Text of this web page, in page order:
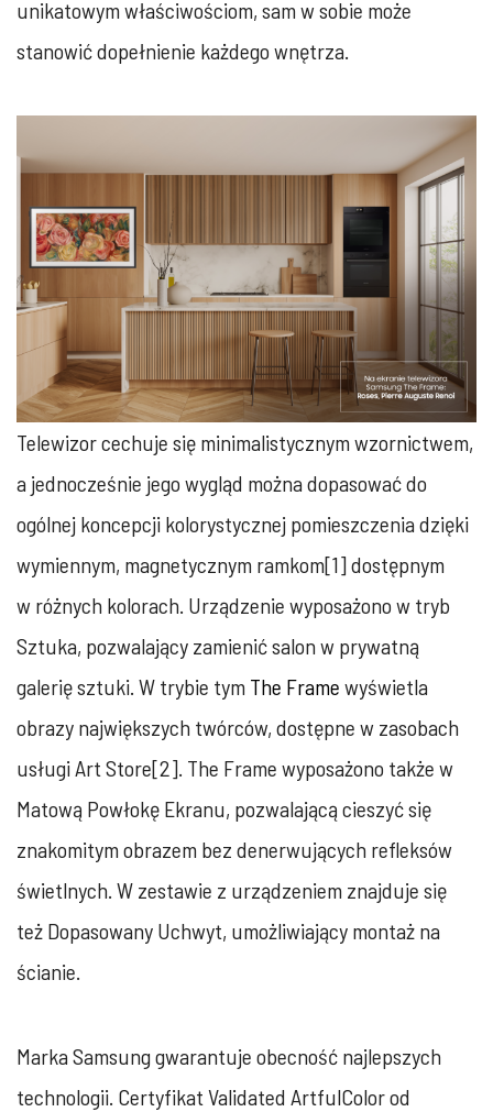
unikatowym właściwościom, sam w sobie może
stanowić dopełnienie każdego wnętrza.
Telewizor cechuje się minimalistycznym wzornictwem,
a jednocześnie jego wygląd można dopasować do
ogólnej koncepcji kolorystycznej pomieszczenia dzięki
wymiennym, magnetycznym ramkom[1] dostępnym
w różnych kolorach. Urządzenie wyposażono w tryb
Sztuka, pozwalający zamienić salon w prywatną
galerię sztuki. W trybie tym The Frame wyświetla
obrazy największych twórców, dostępne w zasobach
usługi Art Store[2]. The Frame wyposażono także w
Matową Powłokę Ekranu, pozwalającą cieszyć się
znakomitym obrazem bez denerwujących refleksów
świetlnych. W zestawie z urządzeniem znajduje się
też Dopasowany Uchwyt, umożliwiający montaż na
ścianie.
Marka Samsung gwarantuje obecność najlepszych
technologii. Certyfikat Validated ArtfulColor od